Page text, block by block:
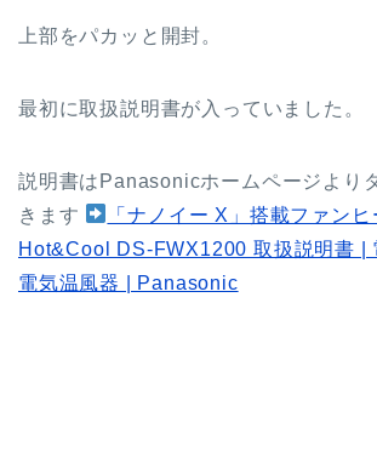
上部をパカッと開封。
最初に取扱説明書が入っていました。
説明書はPanasonicホームページより
きます
「ナノイー X」搭載ファン
Hot&Cool DS-FWX1200 取扱説明書 |
電気温風器 | Panasonic